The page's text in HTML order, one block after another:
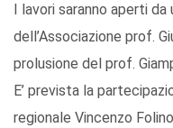
I lavori saranno aperti
dell’Associazione prof.
prolusione del prof.
E’ prevista la
regionale Vincenzo